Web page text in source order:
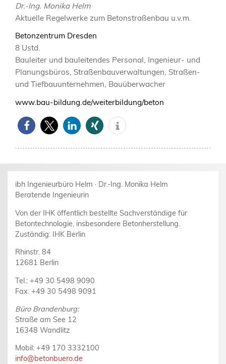
Dr.-Ing. Monika Helm
Aktuelle Regelwerke zum Betonstraßenbau u.v.m.
Betonzentrum Dresden
8 Ustd.
Bauleiter und bauleitendes Personal, Ingenieur- und
Planungsbüros, Straßenbauverwaltungen, Straßen-
und Tiefbauunternehmen, Bauüberwacher
www.bau-bildung.de/weiterbildung/beton
ibh Ingenieurbüro Helm · Dr.-Ing. Monika Helm
Beratende Ingenieurin
Von der IHK öffentlich bestellte Sachverständige für
Betontechnologie, insbesondere Betonherstellung.
Zuständig: IHK Berlin
Rhinstr. 84
12681 Berlin
Tel.: +49 30 5498 9090
Fax: +49 30 5498 9091
Büro Brandenburg:
Straße am See 12
16348 Wandlitz
Mobil: +49 170 3332100
info@betonbuero.de